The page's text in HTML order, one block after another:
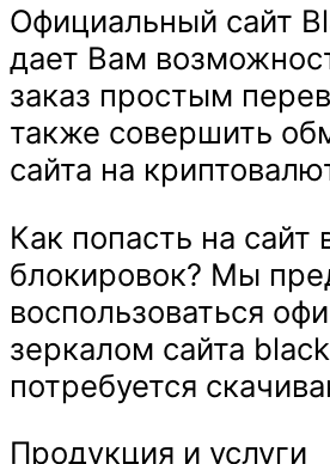
Официальный сайт
дает Вам
заказ простым
также совершить
сайта на
Как попасть на сайт
блокировок? Мы
воспользоваться
зеркалом сайта
потребуется
Продукция и услуги